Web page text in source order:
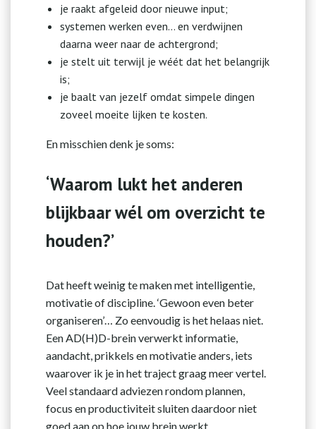
je raakt afgeleid door nieuwe input;
systemen werken even… en verdwijnen
daarna weer naar de achtergrond;
je stelt uit terwijl je wéét dat het belangrijk
is;
je baalt van jezelf omdat simpele dingen
zoveel moeite lijken te kosten.
En misschien denk je soms:
‘Waarom lukt het anderen
blijkbaar wél om overzicht te
houden?’
Dat heeft weinig te maken met intelligentie,
motivatie of discipline. ‘Gewoon even beter
organiseren’… Zo eenvoudig is het helaas niet.
Een AD(H)D-brein verwerkt informatie,
aandacht, prikkels en motivatie anders, iets
waarover ik je in het traject graag meer vertel.
Veel standaard adviezen rondom plannen,
focus en productiviteit sluiten daardoor niet
goed aan op hoe jouw brein werkt.